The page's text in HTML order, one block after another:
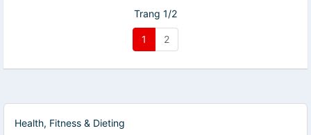
Trang 1/2
1 2
Health, Fitness & Dieting